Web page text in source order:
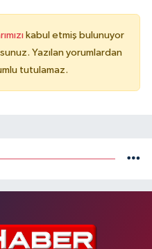
kabul etmiş bulunuyor
Yazılan yorumlardan
tutulamaz.